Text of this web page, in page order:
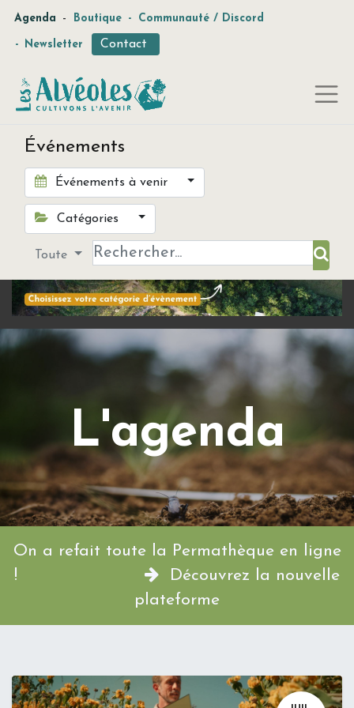
Agenda - Boutique - Communauté / Discord
- Newsletter Contact
Événements
Événements à venir
Catégories
Toute
L'agenda
On a refait toute la Permathèque en ligne
!
Découvrez la nouvelle
plateforme